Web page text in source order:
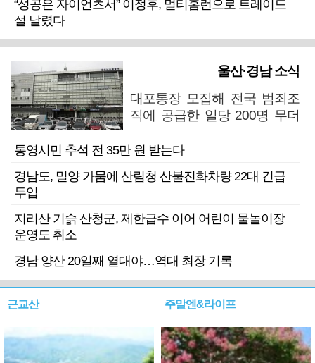
“성공은 자이언츠서” 이정후, 멀티홈런으로 트레이드
설 날렸다
울산·경남 소식
대포통장 모집해 전국 범죄조
직에 공급한 일당 200명 무더
통영시민 추석 전 35만 원 받는다
경남도, 밀양 가뭄에 산림청 산불진화차량 22대 긴급
투입
지리산 기슭 산청군, 제한급수 이어 어린이 물놀이장
운영도 취소
경남 양산 20일째 열대야…역대 최장 기록
근교산 주말엔&라이프